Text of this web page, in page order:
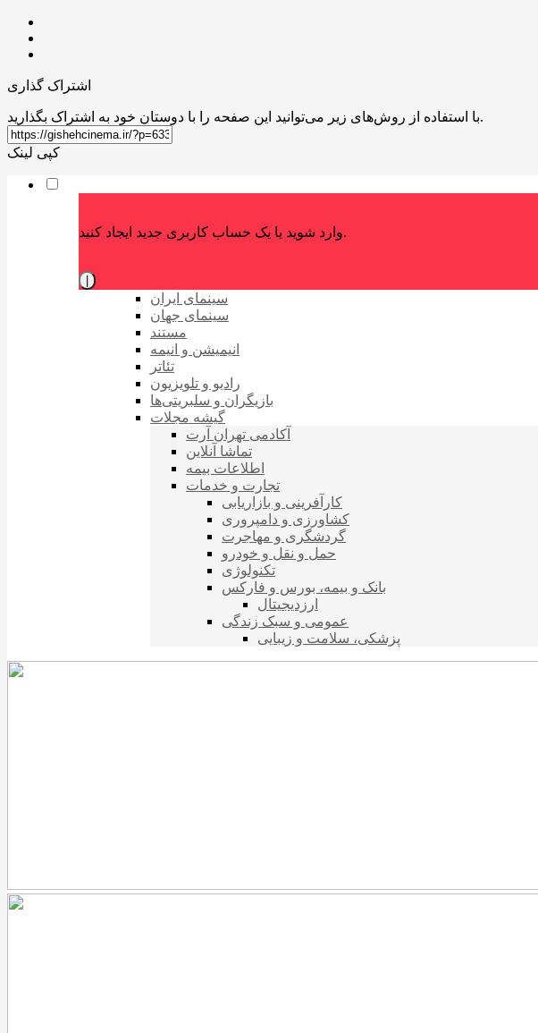
اشتراک گذاری
با استفاده از روش‌های زیر می‌توانید این صفحه را با دوستان خود به اشتراک بگذارید.
کپی لینک
وارد شوید یا یک حساب کاربری جدید ایجاد کنید.
سینمای ایران
سینمای جهان
مستند
انیمیشن و انیمه
تئاتر
رادیو و تلویزیون
بازیگران و سلبریتی‌ها
گیشه مجلات
آکادمی تهران آرت
تماشا آنلاین
اطلاعات بیمه
تجارت و خدمات
کارآفرینی و بازاریابی
کشاورزی و دامپروری
گردشگری و مهاجرت
حمل و نقل و خودرو
تکنولوژی
بانک و بیمه، بورس و فارکس
ارزدیجیتال
عمومی و سبک زندگی
پزشکی، سلامت و زیبایی